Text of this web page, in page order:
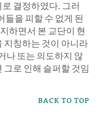
결정하였다. 그러
들을 피할 수 없게 된
하면서 본 교단이 현
지칭하는 것이 아니라
나 또는 의도하지 않
로 인해 슬퍼할 것임
BACK TO TOP